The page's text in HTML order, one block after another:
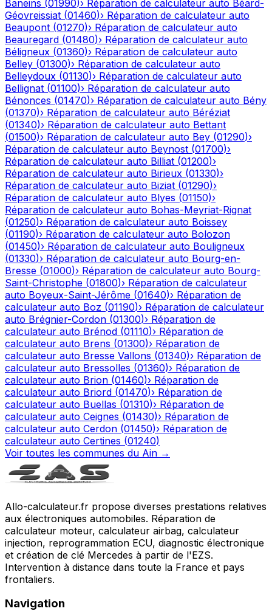
Baneins (01990)› Réparation de calculateur auto Béard-
Géovreissiat (01460)› Réparation de calculateur auto
Beaupont (01270)› Réparation de calculateur auto
Beauregard (01480)› Réparation de calculateur auto
Béligneux (01360)› Réparation de calculateur auto
Belley (01300)› Réparation de calculateur auto
Belleydoux (01130)› Réparation de calculateur auto
Bellignat (01100)› Réparation de calculateur auto
Bénonces (01470)› Réparation de calculateur auto Bény
(01370)› Réparation de calculateur auto Béréziat
(01340)› Réparation de calculateur auto Bettant
(01500)› Réparation de calculateur auto Bey (01290)›
Réparation de calculateur auto Beynost (01700)›
Réparation de calculateur auto Billiat (01200)›
Réparation de calculateur auto Birieux (01330)›
Réparation de calculateur auto Biziat (01290)›
Réparation de calculateur auto Blyes (01150)›
Réparation de calculateur auto Bohas-Meyriat-Rignat
(01250)› Réparation de calculateur auto Boissey
(01190)› Réparation de calculateur auto Bolozon
(01450)› Réparation de calculateur auto Bouligneux
(01330)› Réparation de calculateur auto Bourg-en-
Bresse (01000)› Réparation de calculateur auto Bourg-
Saint-Christophe (01800)› Réparation de calculateur
auto Boyeux-Saint-Jérôme (01640)› Réparation de
calculateur auto Boz (01190)› Réparation de calculateur
auto Brégnier-Cordon (01300)› Réparation de
calculateur auto Brénod (01110)› Réparation de
calculateur auto Brens (01300)› Réparation de
calculateur auto Bresse Vallons (01340)› Réparation de
calculateur auto Bressolles (01360)› Réparation de
calculateur auto Brion (01460)› Réparation de
calculateur auto Briord (01470)› Réparation de
calculateur auto Buellas (01310)› Réparation de
calculateur auto Ceignes (01430)› Réparation de
calculateur auto Cerdon (01450)› Réparation de
calculateur auto Certines (01240)
Voir toutes les communes du Ain →
Allo-calculateur.fr propose diverses prestations relatives
aux électroniques automobiles. Réparation de
calculateur moteur, calculateur airbag, calculateur
injection, reprogrammation ECU, diagnostic électronique
et création de clé Mercedes à partir de l'EZS.
Intervention à distance dans toute la France et pays
frontaliers.
Navigation